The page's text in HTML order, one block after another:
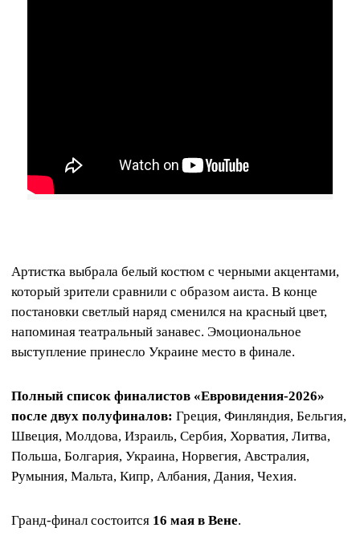
Артистка выбрала белый костюм с черными акцентами,
который зрители сравнили с образом аиста. В конце
постановки светлый наряд сменился на красный цвет,
напоминая театральный занавес. Эмоциональное
выступление принесло Украине место в финале.
Полный список финалистов «Евровидения-2026»
после двух полуфиналов: Греция, Финляндия, Бельгия,
Швеция, Молдова, Израиль, Сербия, Хорватия, Литва,
Польша, Болгария, Украина, Норвегия, Австралия,
Румыния, Мальта, Кипр, Албания, Дания, Чехия.
Гранд‑финал состоится 16 мая в Вене.